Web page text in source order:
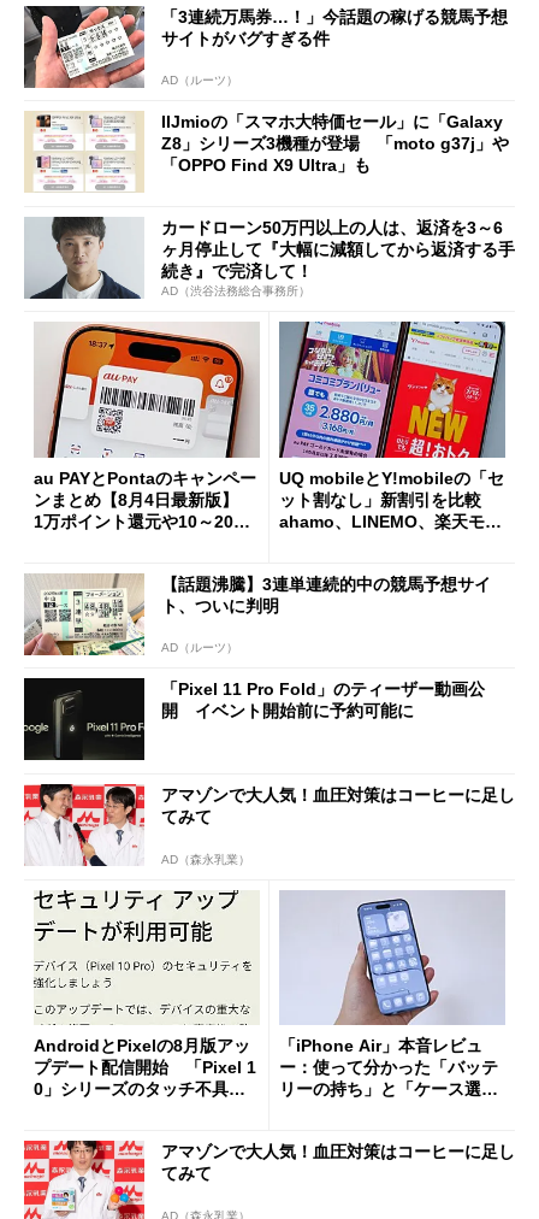
「3連続万馬券…！」今話題の稼げる競馬予想
サイトがバグすぎる件
AD（ルーツ）
IIJmioの「スマホ大特価セール」に「Galaxy
Z8」シリーズ3機種が登場 「moto g37j」や
「OPPO Find X9 Ultra」も
カードローン50万円以上の人は、返済を3～6
ヶ月停止して『大幅に減額してから返済する手
続き』で完済して！
AD（渋谷法務総合事務所）
au PAYとPontaのキャンペー
ンまとめ【8月4日最新版】
1万ポイント還元や10～20％
UQ mobileとY!mobileの「セ
ット割なし」新割引を比較
ahamo、LINEMO、楽天モバ
【話題沸騰】3連単連続的中の競馬予想サイ
ト、ついに判明
AD（ルーツ）
「Pixel 11 Pro Fold」のティーザー動画公
開 イベント開始前に予約可能に
アマゾンで大人気！血圧対策はコーヒーに足し
てみて
AD（森永乳業）
AndroidとPixelの8月版アッ
プデート配信開始 「Pixel 1
0」シリーズのタッチ不具合
「iPhone Air」本音レビュ
ー：使って分かった「バッテ
リーの持ち」と「ケース選
アマゾンで大人気！血圧対策はコーヒーに足し
てみて
AD（森永乳業）